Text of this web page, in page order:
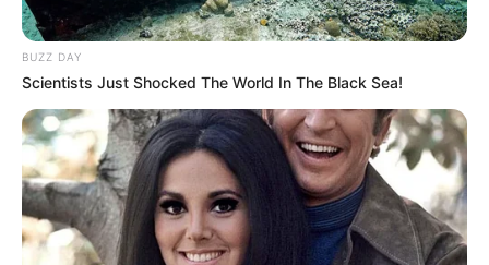
ACTIVAR AHORA
TEMAS DESTACADOS
CORTES DE LUZ EN BOLÍVAR
EL CARMEN DE BOLÍVAR
DUMEK TURBAY
ALCALDÍA DE CARTAGENA
YAMIL ARANA
BUZZ DAY
Scientists Just Shocked The World In The Black Sea!